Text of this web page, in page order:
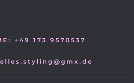
+49 173 9570537